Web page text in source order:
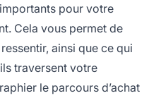
pour votre
Cela vous permet de
ainsi que ce qui
traversent votre
le parcours d’achat